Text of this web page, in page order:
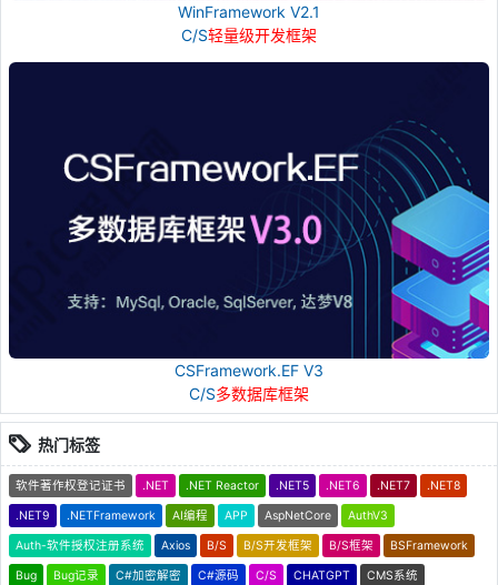
WinFramework V2.1
C/S轻量级开发框架
CSFramework.EF V3
C/S多数据库框架
热门标签
软件著作权登记证书 .NET .NET Reactor .NET5 .NET6 .NET7 .NET8
.NET9 .NETFramework AI编程 APP AspNetCore AuthV3
Auth-软件授权注册系统 Axios B/S B/S开发框架 B/S框架 BSFramework
Bug Bug记录 C#加密解密 C#源码 C/S CHATGPT CMS系统